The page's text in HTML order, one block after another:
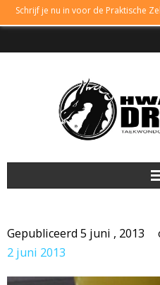
Schrijf je nu in voor de Praktische
LESTIJDEN
LIDMAATSCHAP
Gepubliceerd 5 juni , 2013
2 juni 2013